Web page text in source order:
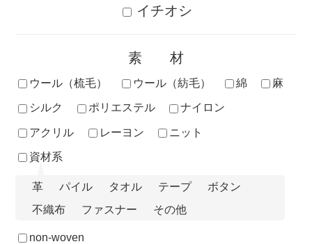
イチオシ
素材
ウール（梳毛） ウール（紡毛） 綿
麻
シルク
ポリエステル
ナイロン
アクリル
レーヨン
ニット
資材系
革 パイル タオル テープ
ボタン
不織布
ファスナー その他
non-woven